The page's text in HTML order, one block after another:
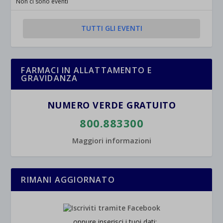
TUTTI GLI EVENTI
FARMACI IN ALLATTAMENTO E
GRAVIDANZA
NUMERO VERDE GRATUITO
800.883300
Maggiori informazioni
RIMANI AGGIORNATO
wpc*